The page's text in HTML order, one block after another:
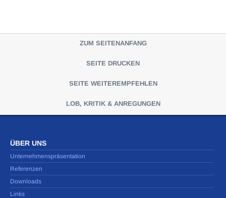
ZUM SEITENANFANG
SEITE DRUCKEN
SEITE WEITEREMPFEHLEN
LOB, KRITIK & ANREGUNGEN
ÜBER UNS
Unternehmenspräsentation
Referenzen
Downloads
Links